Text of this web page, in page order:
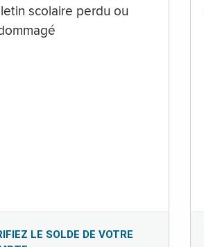
scolaire perdu ou
LE SOLDE DE VOTRE